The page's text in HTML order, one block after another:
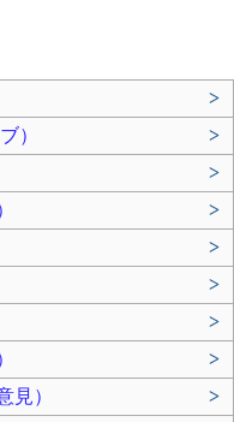
>
）
>
>
>
>
>
>
>
見）
>